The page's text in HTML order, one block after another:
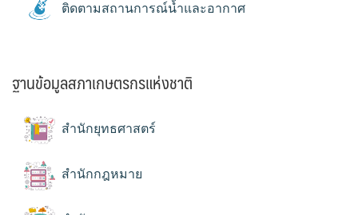
ติดตามสถานการณ์น้ำและอากาศ
ฐานข้อมูลสภาเกษตรกรแห่งชาติ
สำนักยุทธศาสตร์
สำนักกฎหมาย